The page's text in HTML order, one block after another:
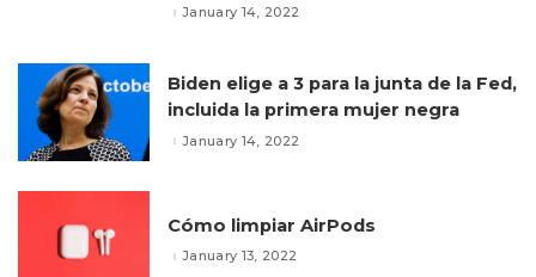
January 14, 2022
Biden elige a 3 para la junta de la Fed,
incluida la primera mujer negra
January 14, 2022
Cómo limpiar AirPods
January 13, 2022